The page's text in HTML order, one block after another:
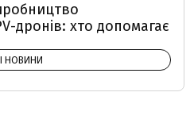
дронів: хто допомагає
НОВИНИ